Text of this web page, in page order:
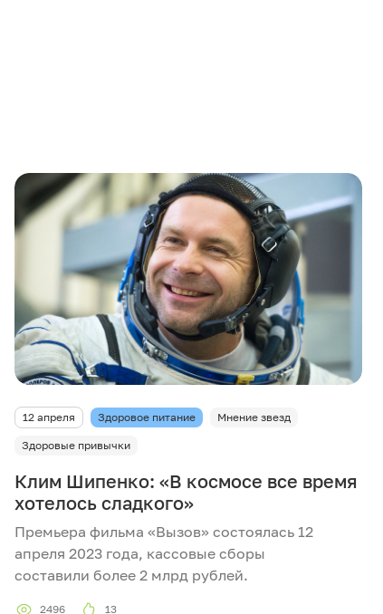
12 апреля Здоровое питание Мнение звезд
Здоровые привычки
Клим Шипенко: «В космосе все время
хотелось сладкого»
Премьера фильма «Вызов» состоялась 12
апреля 2023 года, кассовые сборы
составили более 2 млрд рублей.
2496 13